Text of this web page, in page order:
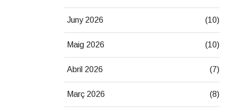
Juny 2026 (10)
Maig 2026 (10)
Abril 2026 (7)
Març 2026 (8)